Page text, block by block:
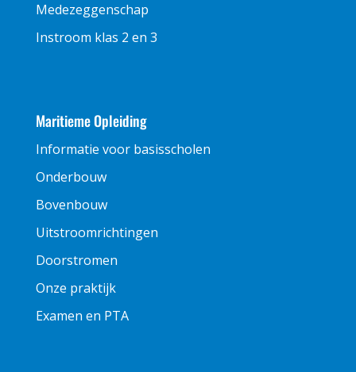
Medezeggenschap
Instroom klas 2 en 3
Maritieme Opleiding
Informatie voor basisscholen
Onderbouw
Bovenbouw
Uitstroomrichtingen
Doorstromen
Onze praktijk
Examen en PTA